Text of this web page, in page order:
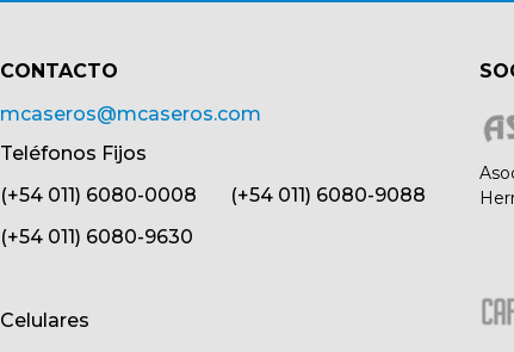
CONTACTO​
mcaseros@mcaseros.com
Teléfonos Fijos
(+54 011) 6080-0008 (+54 011) 6080-9088
(+54 011) 6080-9630
Celulares